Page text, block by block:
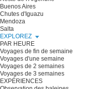
Buenos Aires
Chutes d'Iguazu
Mendoza
Salta
EXPLOREZ
PAR HEURE
Voyages de fin de semaine
Voyages d'une semaine
Voyages de 2 semaines
Voyages de 3 semaines
EXPÉRIENCES